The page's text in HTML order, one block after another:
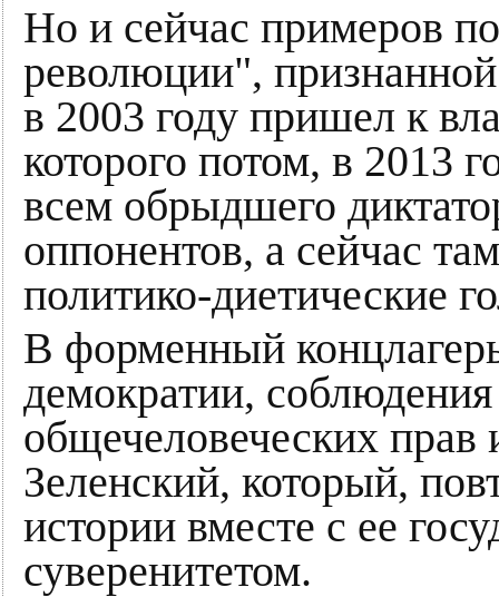
Но и сейчас примеров
революции",
в 2003 году пришел к
которого потом, в 2013
всем обрыдшего
оппонентов, а сейчас
политико-диетические
В форменный
демократии,
общечеловеческих прав
Зеленский, который,
истории вместе с ее
суверенитетом.